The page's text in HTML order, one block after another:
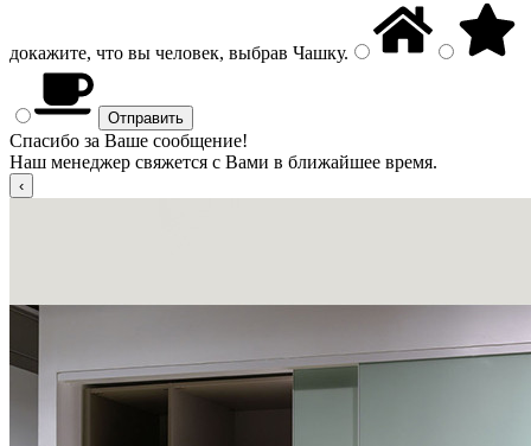
докажите, что вы человек, выбрав Чашку.
Спасибо за Ваше сообщение!
Наш менеджер свяжется с Вами в ближайшее время.